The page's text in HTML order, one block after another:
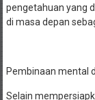
pengetahuan yang
di masa depan
Pembinaan mental
Selain